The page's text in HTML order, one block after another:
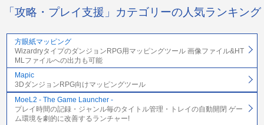
「攻略・プレイ支援」カテゴリーの人気ランキング
方眼紙マッピング
WizardryタイプのダンジョンRPG用マッピングツール 画像ファイル&HT
MLファイルへの出力も可能
Mapic
3DダンジョンRPG向けマッピングツール
MoeL2 - The Game Launcher -
プレイ時間の記録・ジャンル毎のタイトル管理・トレイの自動開閉 ゲー
ム環境を劇的に改善するランチャー!